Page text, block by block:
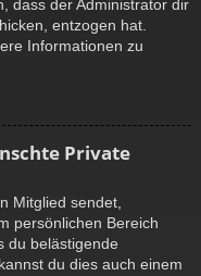
dass der Administrator dir
entzogen hat.
Informationen zu
Private
Mitglied sendet,
persönlichen Bereich
du belästigende
du dies auch einem